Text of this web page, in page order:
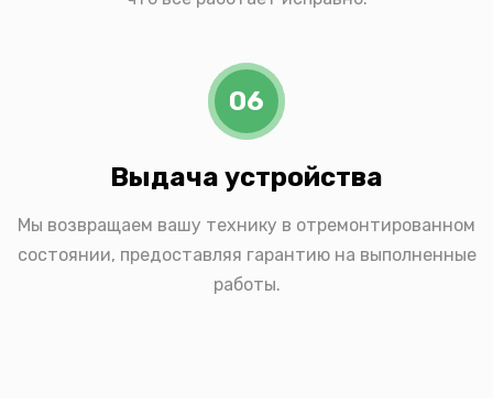
06
Выдача устройства
Мы возвращаем вашу технику в отремонтированном
состоянии, предоставляя гарантию на выполненные
работы.